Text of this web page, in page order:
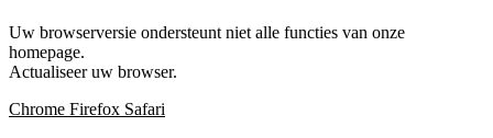
Uw browserversie ondersteunt niet alle functies van onze
homepage.
Actualiseer uw browser.
Chrome Firefox Safari